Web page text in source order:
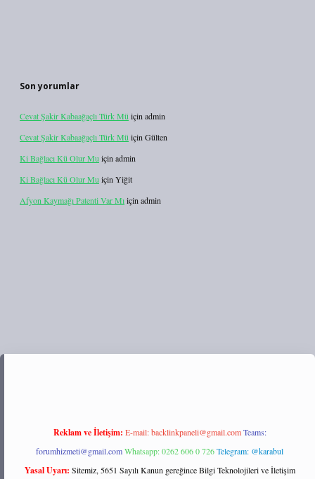
Son yorumlar
Cevat Şakir Kabaağaçlı Türk Mü için admin
Cevat Şakir Kabaağaçlı Türk Mü için Gülten
Ki Bağlacı Kü Olur Mu için admin
Ki Bağlacı Kü Olur Mu için Yiğit
Afyon Kaymağı Patenti Var Mıiçin admin
Reklam ve İletişim: E-mail:backlinkpaneli@gmail.com Teams:
forumhizmeti@gmail.comWhatsapp: 0262 606 0 726Telegram: @karabul
Yasal Uyarı: Sitemiz, 5651 Sayılı Kanun gereğince Bilgi Teknolojileri ve İletişim